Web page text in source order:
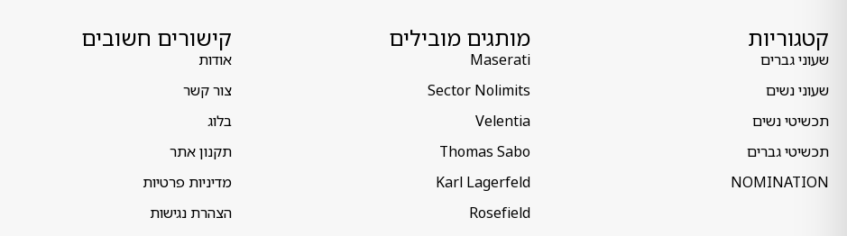
קטגוריות
שעוני גברים
שעוני נשים
תכשיטי נשים
תכשיטי גברים
NOMINATION
מותגים מובילים
Maserati
Sector Nolimits
Velentia
Thomas Sabo
Karl Lagerfeld
Rosefield
קישורים חשובים
אודות
צור קשר
בלוג
תקנון אתר
מדיניות פרטיות
הצהרת נגישות